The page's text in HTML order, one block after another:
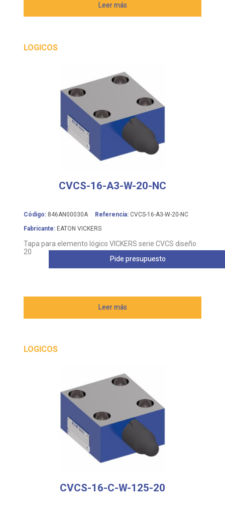
Leer más
LOGICOS
CVCS-16-A3-W-20-NC
Código: 846AN00030A Referencia: CVCS-16-A3-W-20-NC
Fabricante: EATON VICKERS
Tapa para elemento lógico VICKERS serie CVCS diseño
20
Leer más
Pide presupuesto
LOGICOS
CVCS-16-C-W-125-20